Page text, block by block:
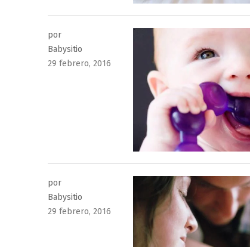
por
Babysitio
Publicado
29 febrero, 2016
por
Babysitio
Publicado
29 febrero, 2016